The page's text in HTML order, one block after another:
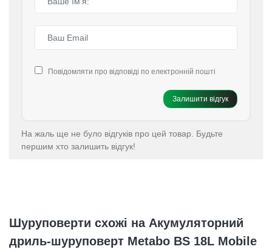
Повідомляти про відповіді по електронній пошті
Залишити відгук
На жаль ще не було відгуків про цей товар. Будьте
першим хто залишить відгук!
Шуруповерти схожі на Акумуляторний
дриль-шуруповерт Metabo BS 18L Mobile